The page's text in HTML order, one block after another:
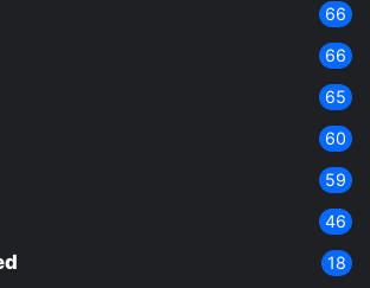
66
66
65
60
59
46
18